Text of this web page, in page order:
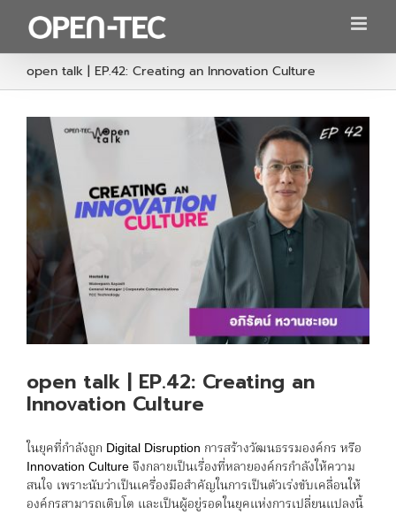
content
open talk | EP.42: Creating an Innovation Culture
open talk | EP.42: Creating an
Innovation Culture
ในยุคที่กำลังถูก Digital Disruption การสร้างวัฒนธรรมองค์กร หรือ
Innovation Culture จึงกลายเป็นเรื่องที่หลายองค์กรกำลังให้ความ
สนใจ เพราะนับว่าเป็นเครื่องมือสำคัญในการเป็นตัวเร่งขับเคลื่อนให้
องค์กรสามารถเติบโต และเป็นผู้อยู่รอดในยุคแห่งการเปลี่ยนแปลงนี้